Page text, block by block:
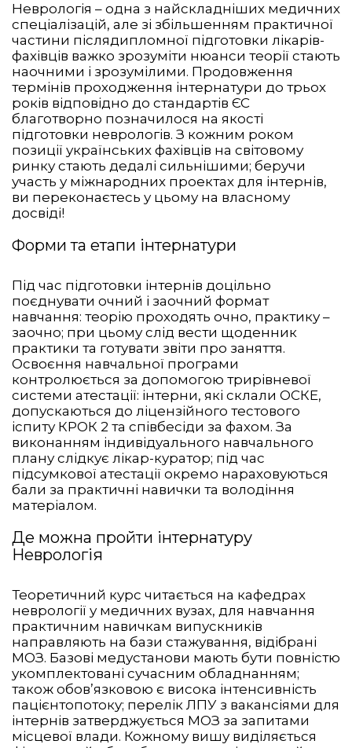
Неврологія – одна з найскладніших медичних
спеціалізацій, але зі збільшенням практичної
частини післядипломної підготовки лікарів-
фахівців важко зрозуміти нюанси теорії стають
наочними і зрозумілими. Продовження
термінів проходження інтернатури до трьох
років відповідно до стандартів ЄС
благотворно позначилося на якості
підготовки неврологів. З кожним роком
позиції українських фахівців на світовому
ринку стають дедалі сильнішими; беручи
участь у міжнародних проектах для інтернів,
ви переконаєтесь у цьому на власному
досвіді!
Форми та етапи інтернатури
Під час підготовки інтернів доцільно
поєднувати очний і заочний формат
навчання: теорію проходять очно, практику –
заочно; при цьому слід вести щоденник
практики та готувати звіти про заняття.
Освоєння навчальної програми
контролюється за допомогою трирівневої
системи атестації: інтерни, які склали ОСКЕ,
допускаються до ліцензійного тестового
іспиту КРОК 2 та співбесіди за фахом. За
виконанням індивідуального навчального
плану слідкує лікар-куратор; під час
підсумкової атестації окремо нараховуються
бали за практичні навички та володіння
матеріалом.
Де можна пройти інтернатуру
Неврологія
Теоретичний курс читається на кафедрах
неврології у медичних вузах, для навчання
практичним навичкам випускників
направляють на бази стажування, відібрані
МОЗ. Базові медустанови мають бути повністю
укомплектовані сучасним обладнанням;
також обов’язковою є висока інтенсивність
пацієнтопотоку; перелік ЛПУ з вакансіями для
інтернів затверджується МОЗ за запитами
місцевої влади. Кожному вишу виділяється